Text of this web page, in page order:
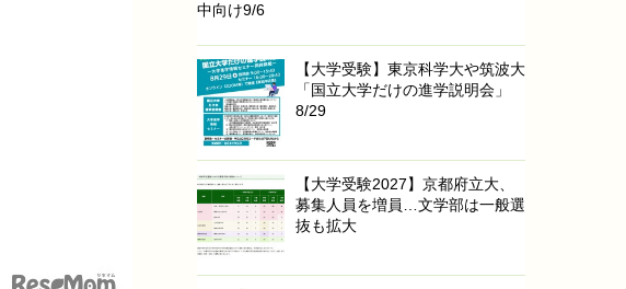
中向け9/6
【大学受験】東京科学大や筑波大
「国立大学だけの進学説明会」
8/29
【大学受験2027】京都府立大、
募集人員を増員…文学部は一般選
抜も拡大